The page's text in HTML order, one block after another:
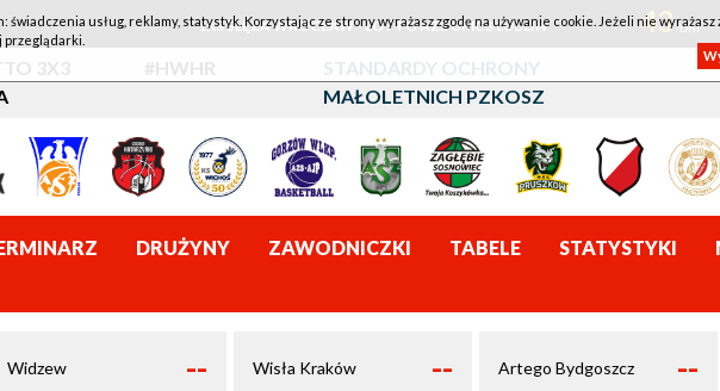
1KS ŚLĘZA WROCŁAW - LOTTO AZS UMCS LUBLIN 43
3X3
#HWHR
STANDARDY OCHRONY
MAŁOLETNICH PZKOSZ
DRUŻYNY ZAWODNICZKI TABELE STATYSTYKI
Widzew -- Wisła Kraków -- Artego Bydgoszcz --
świadczenia usług, reklamy, statystyk. Korzystając ze strony wyrażasz zgodę na używanie cookie. Jeżeli nie wyrażasz